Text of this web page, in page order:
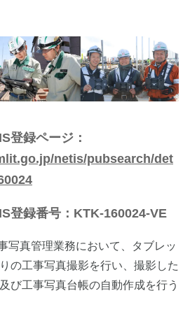
登録ページ：
netis/pubsearch/det
登録番号：KTK-160024-VE
写真管理業務において、タブレッ
の工事写真撮影を行い、撮影した
び工事写真台帳の自動作成を行う